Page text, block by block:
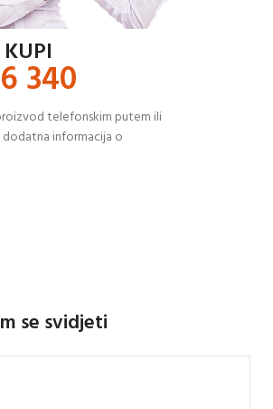
340
telefonskim putem ili
informacija o
se svidjeti